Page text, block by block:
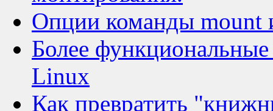
Опции команды mount
Более
Linux
Как превратить